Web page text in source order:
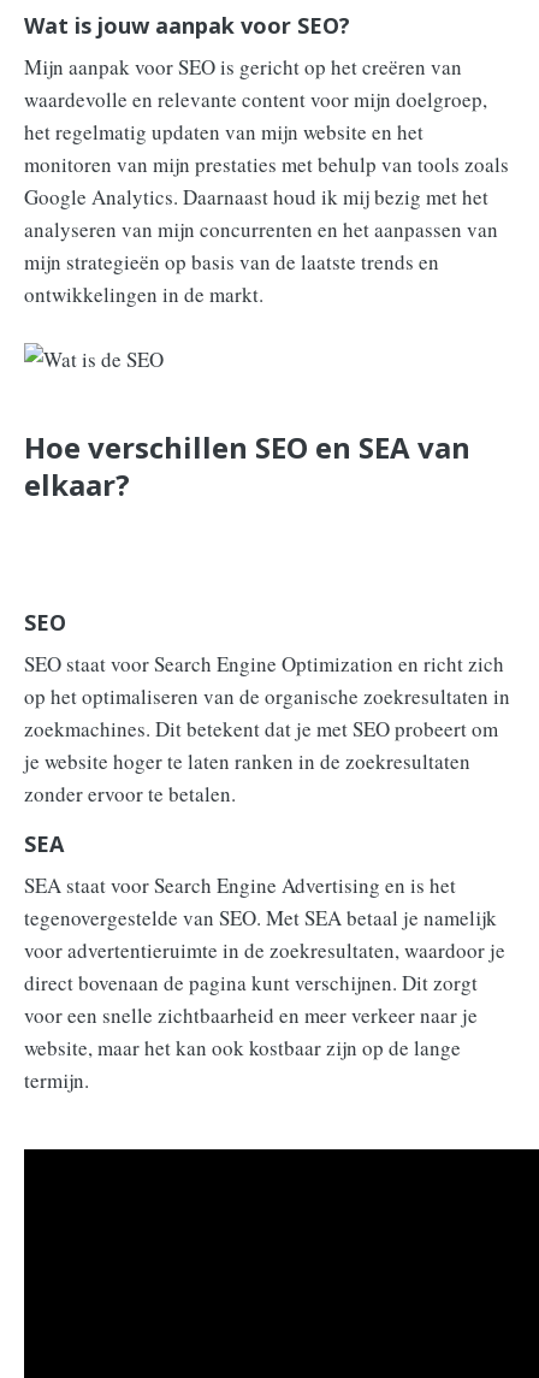
Wat is jouw aanpak voor SEO?
Mijn aanpak voor SEO is gericht op het creëren van
waardevolle en relevante content voor mijn doelgroep,
het regelmatig updaten van mijn website en het
monitoren van mijn prestaties met behulp van tools zoals
Google Analytics. Daarnaast houd ik mij bezig met het
analyseren van mijn concurrenten en het aanpassen van
mijn strategieën op basis van de laatste trends en
ontwikkelingen in de markt.
Hoe verschillen SEO en SEA van
elkaar?
SEO
SEO staat voor Search Engine Optimization en richt zich
op het optimaliseren van de organische zoekresultaten in
zoekmachines. Dit betekent dat je met SEO probeert om
je website hoger te laten ranken in de zoekresultaten
zonder ervoor te betalen.
SEA
SEA staat voor Search Engine Advertising en is het
tegenovergestelde van SEO. Met SEA betaal je namelijk
voor advertentieruimte in de zoekresultaten, waardoor je
direct bovenaan de pagina kunt verschijnen. Dit zorgt
voor een snelle zichtbaarheid en meer verkeer naar je
website, maar het kan ook kostbaar zijn op de lange
termijn.